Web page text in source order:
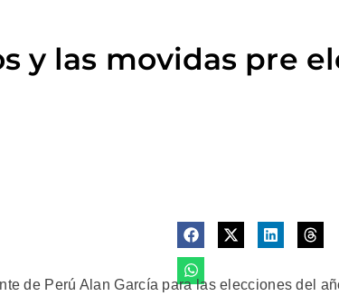
y las movidas pre
de Perú Alan García para las elecciones del